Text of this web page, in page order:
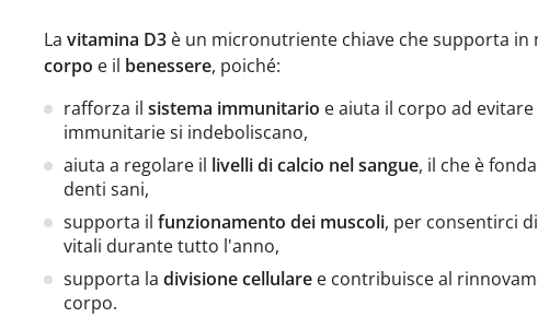
La vitamina D3 è un micronutriente chiave che supporta in
corpo e il benessere, poiché:
rafforza il sistema immunitario e aiuta il corpo ad
immunitarie si indeboliscano,
aiuta a regolare il livelli di calcio nel sangue, il che è
denti sani,
supporta il funzionamento dei muscoli, per consentirci
vitali durante tutto l'anno,
supporta la divisione cellulare e contribuisce al
corpo.